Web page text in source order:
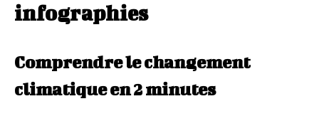
infographies
Comprendre le changement
climatiqueen 2 minutes